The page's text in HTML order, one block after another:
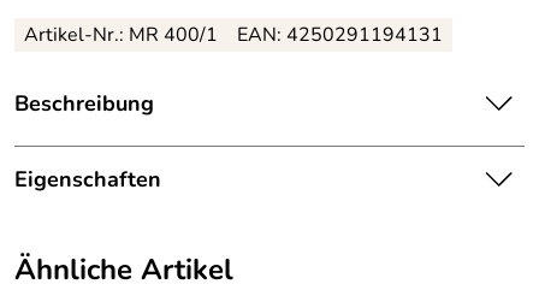
Artikel-Nr.: MR 400/1 EAN: 4250291194131
Beschreibung
Praktischer, handgefertigter Halter für
Christbaumspitzen – Größe ca. 3 cm
Christbaumspitze einen stabilen und sicheren Stand.
Eigenschaften
Ähnliche Artikel